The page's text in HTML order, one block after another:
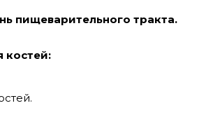
пищеварительного тракта.
костей: